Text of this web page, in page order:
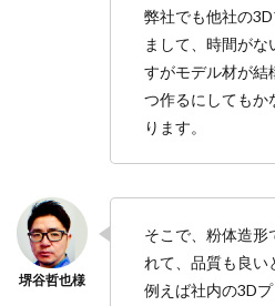
弊社でも他社の
まして、時間が
すがモデル材が結
つ作るにしてもか
ります。
そこで、粉体造形
れて、品質も良い
例えば社内の3D